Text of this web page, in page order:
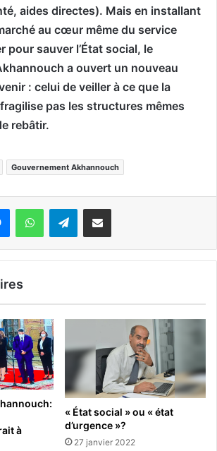
aides directes). Mais en installant
au cœur même du service
pour sauver l’État social, le
a ouvert un nouveau
: celui de veiller à ce que la
pas les structures mêmes
rebâtir.
Gouvernement Akhannouch
WhatsApp Telegram
à
« État social » ou « état
d’urgence »?
27 janvier 2022